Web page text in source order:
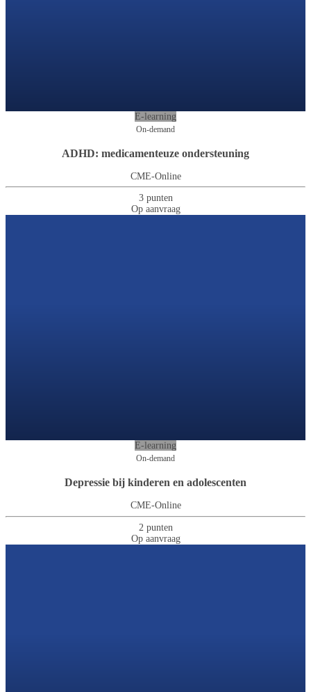
E-learning
On-demand
ADHD: medicamenteuze ondersteuning
CME-Online
3 punten
Op aanvraag
E-learning
On-demand
Depressie bij kinderen en adolescenten
CME-Online
2 punten
Op aanvraag